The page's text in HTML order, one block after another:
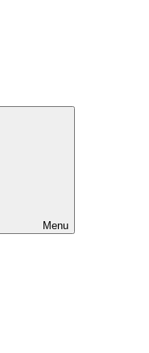
Menu